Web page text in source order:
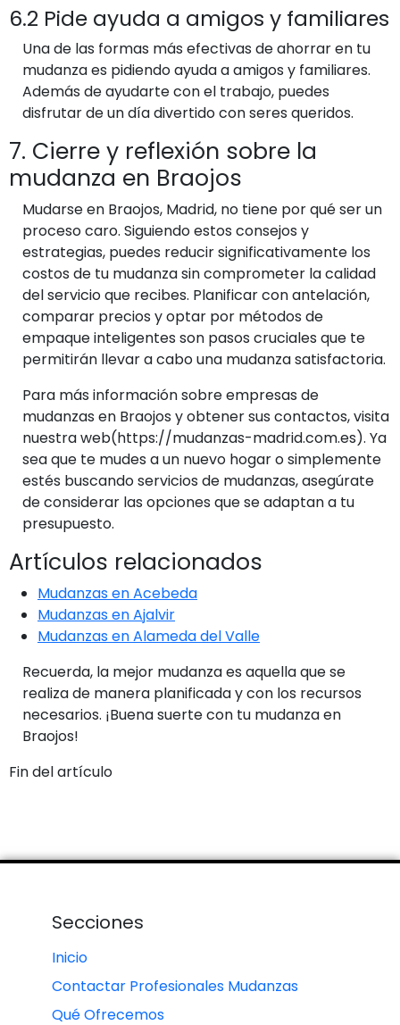
6.2 Pide ayuda a amigos y familiares
Una de las formas más efectivas de ahorrar en tu
mudanza es pidiendo ayuda a amigos y familiares.
Además de ayudarte con el trabajo, puedes
disfrutar de un día divertido con seres queridos.
7. Cierre y reflexión sobre la
mudanza en Braojos
Mudarse en Braojos, Madrid, no tiene por qué ser un
proceso caro. Siguiendo estos consejos y
estrategias, puedes reducir significativamente los
costos de tu mudanza sin comprometer la calidad
del servicio que recibes. Planificar con antelación,
comparar precios y optar por métodos de
empaque inteligentes son pasos cruciales que te
permitirán llevar a cabo una mudanza satisfactoria.
Para más información sobre empresas de
mudanzas en Braojos y obtener sus contactos, visita
nuestra web(https://mudanzas-madrid.com.es). Ya
sea que te mudes a un nuevo hogar o simplemente
estés buscando servicios de mudanzas, asegúrate
de considerar las opciones que se adaptan a tu
presupuesto.
Artículos relacionados
Mudanzas en Acebeda
Mudanzas en Ajalvir
Mudanzas en Alameda del Valle
Recuerda, la mejor mudanza es aquella que se
realiza de manera planificada y con los recursos
necesarios. ¡Buena suerte con tu mudanza en
Braojos!
Fin del artículo
Secciones
Inicio
Contactar Profesionales Mudanzas
Qué Ofrecemos